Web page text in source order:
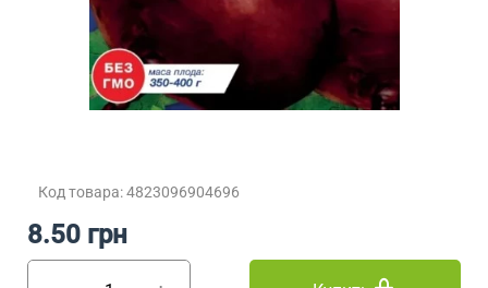
Код товара: 4823096904696
8.50 грн